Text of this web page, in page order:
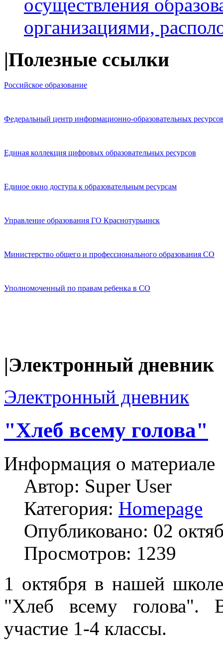
осуществления
организациями,
|Полезные ссылки
Российское образование
Федеральный центр информационно-образовательных
Единая коллекция цифровых образовательных ресурсов
Единое окно доступа к образовательным ресурсам
Управление образования ГО Краснотурьинск
Министерство общего и профессионального образования СО
Уполномоченный по правам ребенка в СО
|Электронный дневник
Электронный дневник
"Хлеб всему голова"
Информация о материале
Автор: Super User
Категория: Homepage
Опубликовано: 02
Просмотров: 1239
1 октября в нашей школе
"Хлеб всему голова".
участие 1-4 классы.